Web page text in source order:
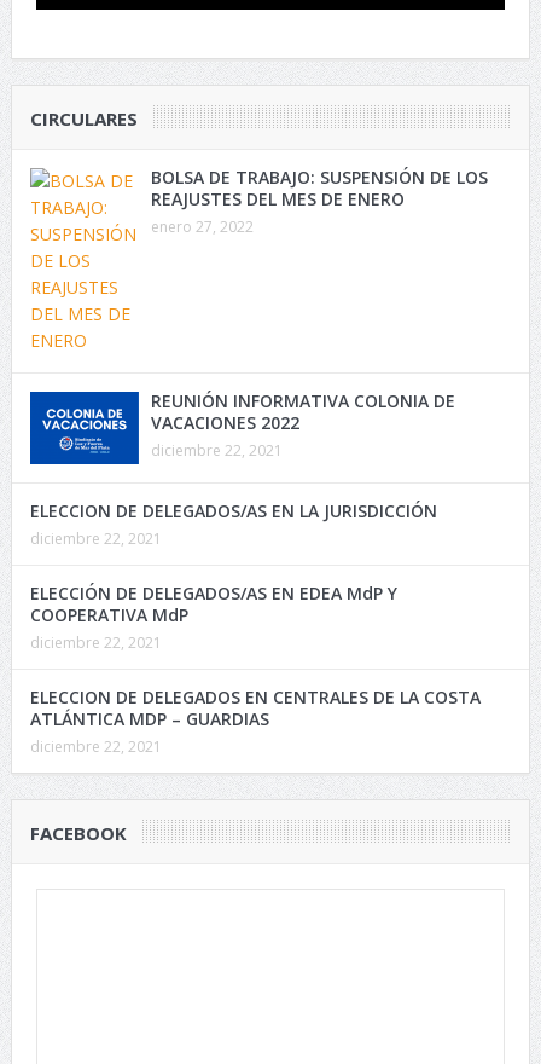
CIRCULARES
BOLSA DE TRABAJO: SUSPENSIÓN DE LOS
REAJUSTES DEL MES DE ENERO
enero 27, 2022
REUNIÓN INFORMATIVA COLONIA DE
VACACIONES 2022
diciembre 22, 2021
ELECCION DE DELEGADOS/AS EN LA JURISDICCIÓN
diciembre 22, 2021
ELECCIÓN DE DELEGADOS/AS EN EDEA MdP Y
COOPERATIVA MdP
diciembre 22, 2021
ELECCION DE DELEGADOS EN CENTRALES DE LA COSTA
ATLÁNTICA MDP – GUARDIAS
diciembre 22, 2021
FACEBOOK